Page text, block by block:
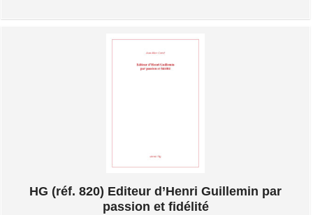
HG (réf. 820) Editeur d’Henri Guillemin par
passion et fidélité